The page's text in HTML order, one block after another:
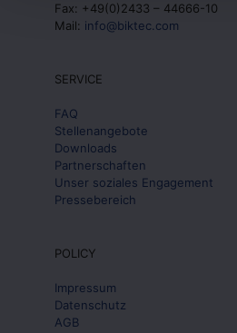
Fax: +49(0)2433 – 44666-10
Mail: info@biktec.com
SERVICE
FAQ
Stellenangebote
Downloads
Partnerschaften
Unser soziales Engagement
Pressebereich
POLICY
Impressum
Datenschutz
AGB